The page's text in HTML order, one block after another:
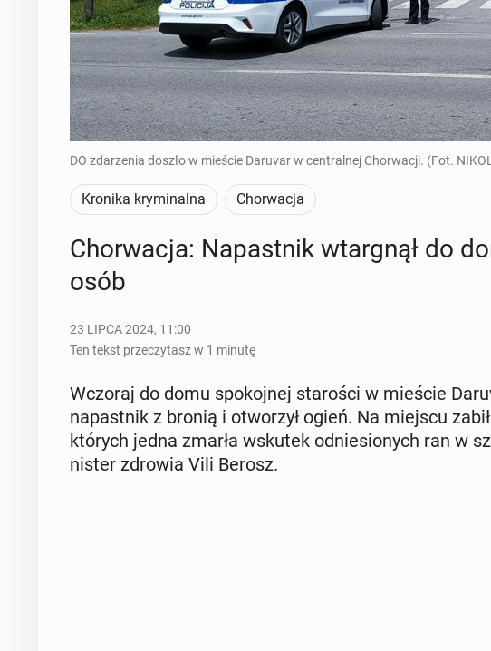
DO zdarzenia doszło w mieście Daruvar w centralnej Chorwacji. (Fot.
Kronika kryminalna Chorwacja
Chor­wa­cja: Na­past­nik wtar­gnął do
osób
23 LIPCA 2024, 11:00
Ten tekst przeczytasz w 1 minutę
Wczoraj do domu spo­koj­nej sta­ro­ści w mieście
na­past­nik z bronią i otwo­rzył ogień. Na miejscu
których jedna zmarła wskutek od­nie­sio­nych ran w
ni­ster zdrowia Vili Berosz.